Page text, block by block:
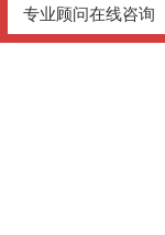
专业顾问在线咨询